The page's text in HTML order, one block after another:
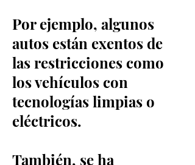
Por ejemplo, algunos
autos están exentos de
las restricciones como
los vehículos con
tecnologías limpias o
eléctricos.
También, se ha